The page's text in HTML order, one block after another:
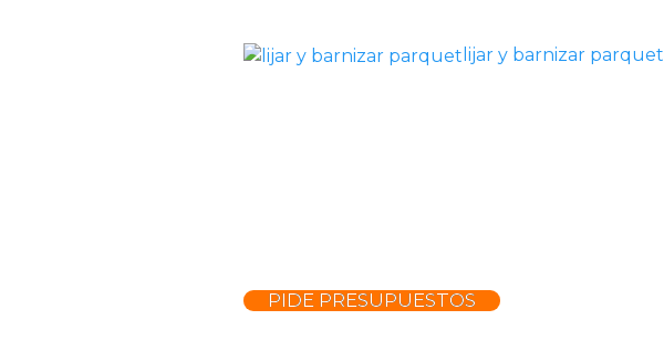
lijar y barnizar parquet
PIDE PRESUPUESTOS